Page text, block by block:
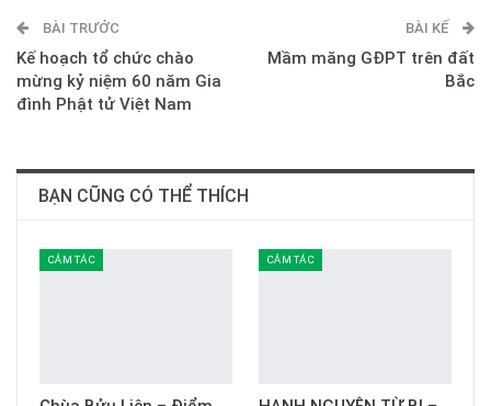
E-mail
BÀI TRƯỚC
Kế hoạch tổ chức chào
mừng kỷ niệm 60 năm Gia
đình Phật tử Việt Nam
BÀI KẾ
Mầm măng GĐPT trên đất
Bắc
BẠN CŨNG CÓ THỂ THÍCH
CẢM TÁC CẢM TÁC